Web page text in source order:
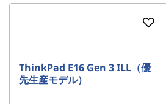
ThinkPad E16 Gen 3 ILL（優
先生産モデル）